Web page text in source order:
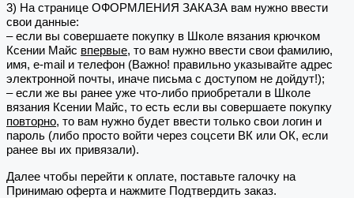
3) На странице ОФОРМЛЕНИЯ ЗАКАЗА вам нужно ввести
свои данные:
– если вы совершаете покупку в Школе вязания крючком
Ксении Майс впервые, то вам нужно ввести свои фамилию,
имя, e-mail и телефон (Важно! правильно указывайте адрес
электронной почты, иначе письма с доступом не дойдут!);
– если же вы ранее уже что-либо приобретали в Школе
вязания Ксении Майс, то есть если вы совершаете покупку
повторно, то вам нужно будет ввести только свои логин и
пароль (либо просто войти через соцсети ВК или ОК, если
ранее вы их привязали).
Далее чтобы перейти к оплате, поставьте галочку на
Принимаю оферта и нажмите Подтвердить заказ.